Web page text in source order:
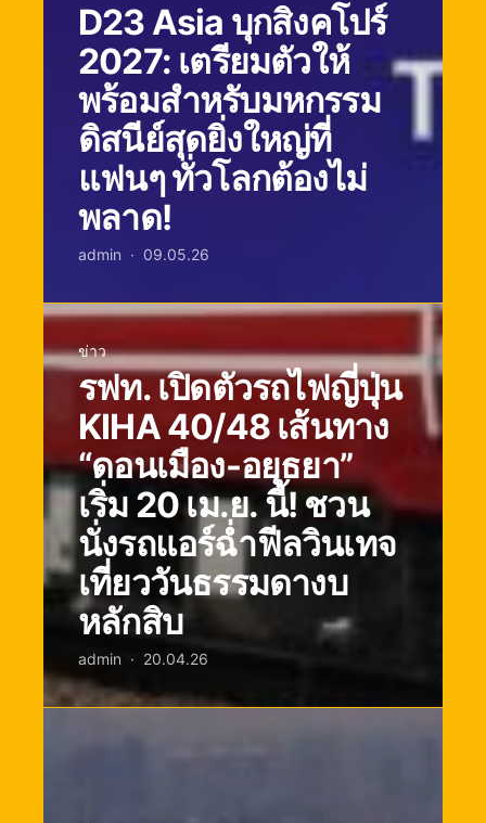
D23 Asia บุกสิงคโปร์
2027: เตรียมตัวให้
พร้อมสำหรับมหกรรม
ดิสนีย์สุดยิ่งใหญ่ที่
แฟนๆ ทั่วโลกต้องไม่
พลาด!
admin 09.05.26
ข่าว
รฟท. เปิดตัวรถไฟญี่ปุ่น
KIHA 40/48 เส้นทาง
“ดอนเมือง-อยุธยา”
เริ่ม 20 เม.ย. นี้! ชวน
นั่งรถแอร์ฉ่ำฟีลวินเทจ
เที่ยววันธรรมดางบ
หลักสิบ
admin 20.04.26